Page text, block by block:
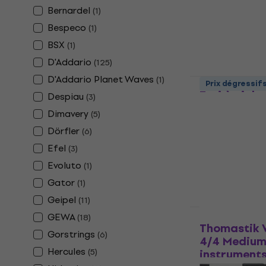
Bernardel (1)
Bespeco (1)
BSX (1)
D'Addario (125)
D'Addario Planet Waves (1)
Despiau (3)
Dimavery (5)
Dörfler (6)
Efel (3)
Evoluto (1)
Gator (1)
Geipel (11)
GEWA (18)
Gorstrings (6)
Hercules (5)
Latone
Étui à violon
Prix dégressifs
Thomastik
4/4